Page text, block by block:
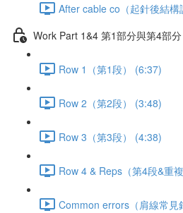
After cable co（起針後結構
Work Part 1&4 第1部分與第4部分
Row 1（第1段） (6:37)
Row 2（第2段） (3:48)
Row 3（第3段） (4:38)
Row 4 & Reps（第4段&重
Common errors（肩線常見